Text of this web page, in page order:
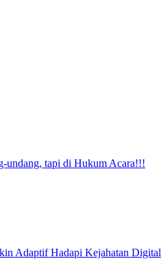
undang, tapi di Hukum Acara!!!
Adaptif Hadapi Kejahatan Digital